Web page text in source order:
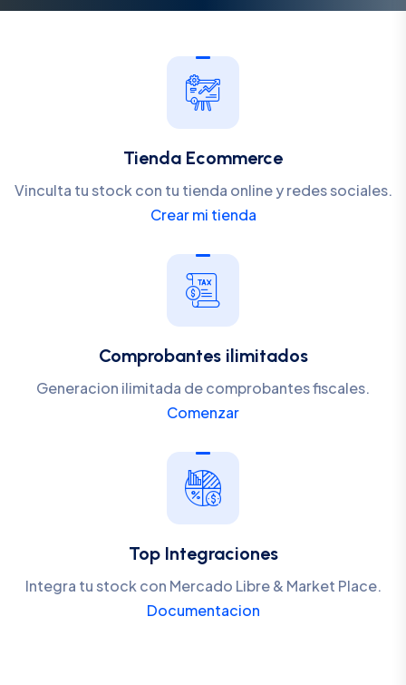
Tienda Ecommerce
Vinculta tu stock con tu tienda online y redes sociales.
Crear mi tienda
Comprobantes ilimitados
Generacion ilimitada de comprobantes fiscales.
Comenzar
Top Integraciones
Integra tu stock con Mercado Libre & Market Place.
Documentacion